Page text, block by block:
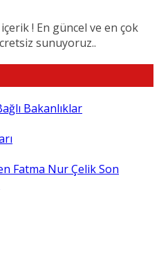
! En güncel ve en çok
sunuyoruz..
Bakanlıklar
Fatma Nur Çelik Son